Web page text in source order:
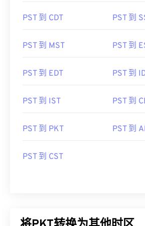
PST 到 CDT PST 到
PST 到 MST PST 到
PST 到 EDT PST 到
PST 到 IST PST 到
PST 到 PKT PST 到
PST 到 CST